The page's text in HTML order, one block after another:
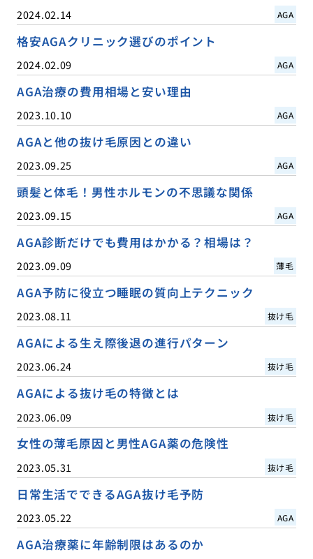
2024.02.14 AGA
格安AGAクリニック選びのポイント
2024.02.09 AGA
AGA治療の費用相場と安い理由
2023.10.10 AGA
AGAと他の抜け毛原因との違い
2023.09.25 AGA
頭髪と体毛！男性ホルモンの不思議な関係
2023.09.15 AGA
AGA診断だけでも費用はかかる？相場は？
2023.09.09 薄毛
AGA予防に役立つ睡眠の質向上テクニック
2023.08.11 抜け毛
AGAによる生え際後退の進行パターン
2023.06.24 抜け毛
AGAによる抜け毛の特徴とは
2023.06.09 抜け毛
女性の薄毛原因と男性AGA薬の危険性
2023.05.31 抜け毛
日常生活でできるAGA抜け毛予防
2023.05.22 AGA
AGA治療薬に年齢制限はあるのか